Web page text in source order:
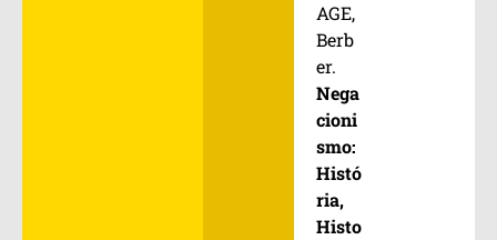
AGE,
Berb
er.
Nega
cioni
smo:
Histó
ria,
Histo